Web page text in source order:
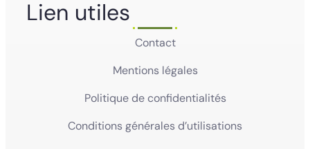
Lien utiles
Contact
Mentions légales
Politique de confidentialités
Conditions générales d’utilisations